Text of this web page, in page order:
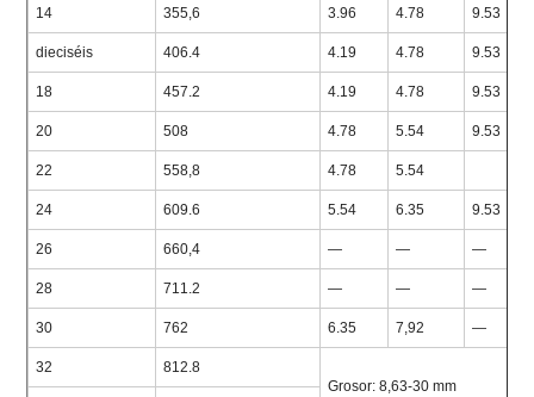
14 355,6 3.96 4.78 9.53
dieciséis 406.4 4.19 4.78 9.53
18 457.2 4.19 4.78 9.53
20 508 4.78 5.54 9.53
22 558,8 4.78 5.54
24 609.6 5.54 6.35 9.53
26 660,4 — — —
28 711.2 — — —
30 762 6.35 7,92 —
32
812.8
Grosor: 8,63-30 mm